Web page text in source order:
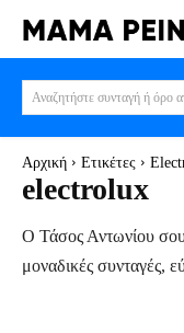
Αναζητήστε συνταγή ή όρο
Αρχική Ετικέτες
electrolux
Ο Τάσος Αντωνίου σου
μοναδικές συνταγές,